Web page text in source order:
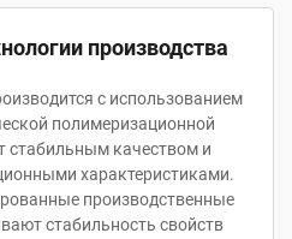
производства
с использованием
полимеризационной
стабильным качеством и
характеристиками.
производственные
стабильность свойств